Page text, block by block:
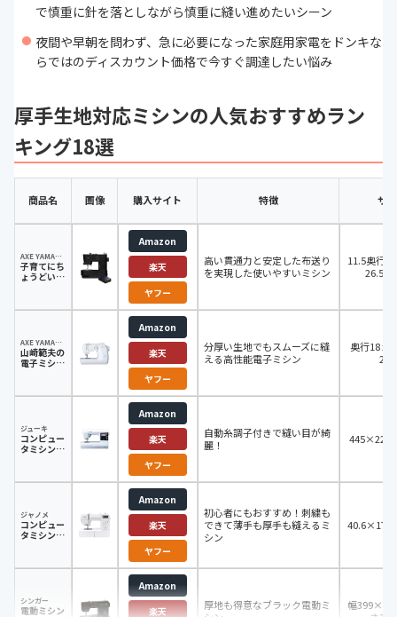
で慎重に針を落としながら慎重に縫い進めたいシーン
夜間や早朝を問わず、急に必要になった家庭用家電をドンキな
らではのディスカウント価格で今すぐ調達したい悩み
厚手生地対応ミシンの人気おすすめラン
キング18選
商品名 画像 購入サイト 特徴 サ
AXE YAMAZAKI（アックスヤマザキ）
子育てにち
ょうどいい
Amazon
楽天
ヤフー
高い貫通力と安定した布送り
を実現した使いやすいミシン
11.5奥行き
26.5高
AXE YAMAZAKI(アックスヤマザキ）
山崎範夫の
電子ミシン
Amazon
楽天
ヤフー
分厚い生地でもスムーズに縫
える高性能電子ミシン
奥行18 x
28
ジューキ
コンピュー
タミシン
Amazon
楽天
ヤフー
自動糸調子付きで縫い目が綺
麗！
ジャノメ
コンピュー
タミシン
Amazon
楽天
ヤフー
初心者にもおすすめ！刺繍も
できて薄手も厚手も縫えるミ
シン
シンガー
電動ミシン
Amazon
楽天
厚地も得意なブラック電動ミ
幅399×奥